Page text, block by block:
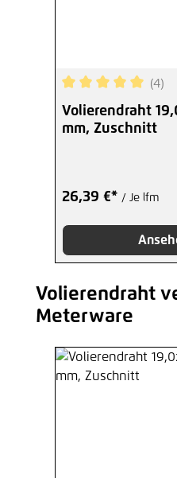
Durchschnittliche
(4)
Volierendraht
mm, Zuschnitt
26,39 €* / Je lfm
Produktgalerie
Volierendraht
Meterware